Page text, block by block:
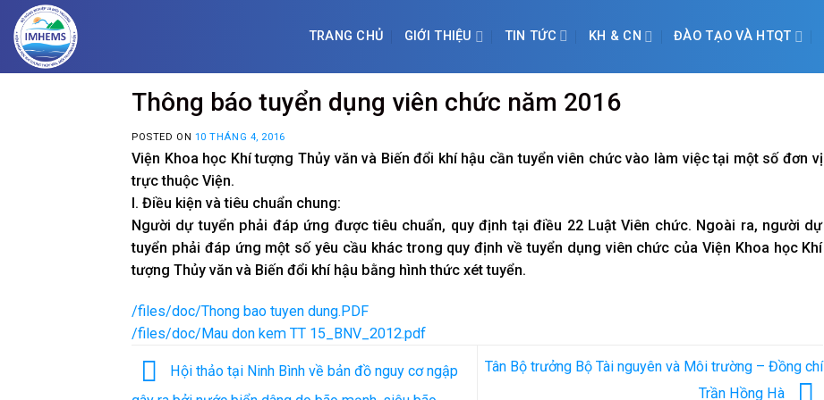
Skip
content
TRANG CHỦ GIỚI THIỆU TIN TỨC KH & CN ĐÀO TẠO VÀ HTQT
Thông báo tuyển dụng viên chức năm 2016
POSTED ON 10 THÁNG 4, 2016
Viện Khoa học Khí tượng Thủy văn và Biến đổi khí hậu cần tuyển viên chức vào làm việc tại một số đơn vị
trực thuộc Viện.
I. Điều kiện và tiêu chuẩn chung:
Người dự tuyển phải đáp ứng được tiêu chuẩn, quy định tại điều 22 Luật Viên chức. Ngoài ra, người dự
tuyển phải đáp ứng một số yêu cầu khác trong quy định về tuyển dụng viên chức của Viện Khoa học Khí
tượng Thủy văn và Biến đổi khí hậu bằng hình thức xét tuyển.
/files/doc/Thong bao tuyen dung.PDF
/files/doc/Mau don kem TT 15_BNV_2012.pdf
Hội thảo tại Ninh Bình về bản đồ nguy cơ ngập
Tân Bộ trưởng Bộ Tài nguyên và Môi trường – Đồng chí
Trần Hồng Hà